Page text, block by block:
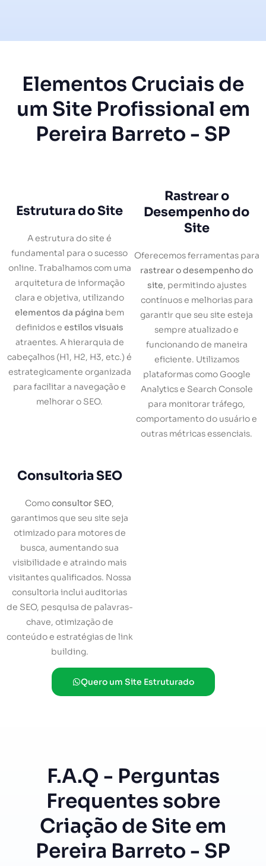
Elementos Cruciais de
um Site Profissional em
Pereira Barreto - SP
Estrutura do Site
A estrutura do site é
fundamental para o sucesso
online. Trabalhamos com uma
arquitetura de informação
clara e objetiva, utilizando
elementos da página bem
definidos e estilos visuais
atraentes. A hierarquia de
cabeçalhos (H1, H2, H3, etc.) é
estrategicamente organizada
para facilitar a navegação e
melhorar o SEO.
Rastrear o
Desempenho do
Site
Oferecemos ferramentas para
rastrear o desempenho do
site, permitindo ajustes
contínuos e melhorias para
garantir que seu site esteja
sempre atualizado e
funcionando de maneira
eficiente. Utilizamos
plataformas como Google
Analytics e Search Console
para monitorar tráfego,
comportamento do usuário e
outras métricas essenciais.
Consultoria SEO
Comoconsultor SEO,
garantimos que seu site seja
otimizado para motores de
busca, aumentando sua
visibilidade e atraindo mais
visitantes qualificados. Nossa
consultoria inclui auditorias
de SEO, pesquisa de palavras-
chave, otimização de
conteúdo e estratégias de link
building.
Quero um Site Estruturado
F.A.Q - Perguntas
Frequentes sobre
Criação de Site em
Pereira Barreto - SP